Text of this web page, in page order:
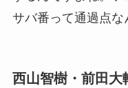
サバ番って通過点な
西山智樹・前田大